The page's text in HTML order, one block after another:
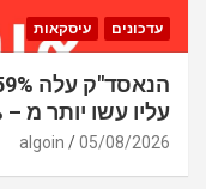
עדכונים עיסקאות
עליו עשו יותר מ – 7.5%. וזה רק יום אחד
05/08/2026
algoin